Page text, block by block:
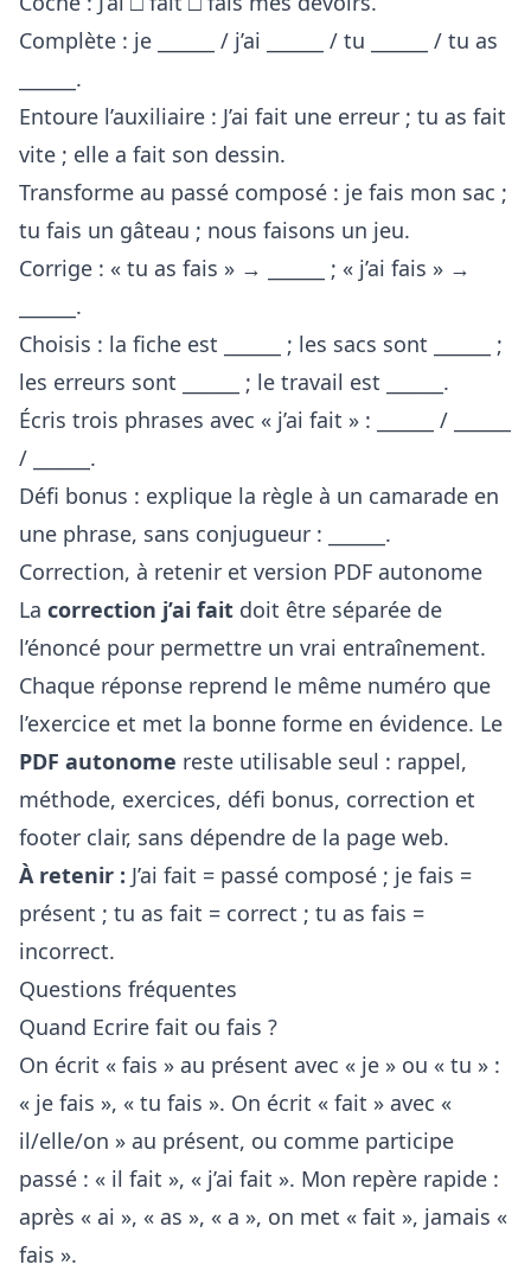
Complète : je ______ / j’ai ______ / tu ______ / tu as
______.
Entoure l’auxiliaire : J’ai fait une erreur ; tu as fait
vite ; elle a fait son dessin.
Transforme au passé composé : je fais mon sac ;
tu fais un gâteau ; nous faisons un jeu.
Corrige : « tu as fais » → ______ ; « j’ai fais » →
______.
Choisis : la fiche est ______ ; les sacs sont ______ ;
les erreurs sont ______ ; le travail est ______.
Écris trois phrases avec « j’ai fait » : ______ / ______
/ ______.
Défi bonus : explique la règle à un camarade en
une phrase, sans conjugueur : ______.
Correction, à retenir et version PDF autonome
La correction j’ai fait doit être séparée de
l’énoncé pour permettre un vrai entraînement.
Chaque réponse reprend le même numéro que
l’exercice et met la bonne forme en évidence. Le
PDF autonome reste utilisable seul : rappel,
méthode, exercices, défi bonus, correction et
footer clair, sans dépendre de la page web.
À retenir : J’ai fait = passé composé ; je fais =
présent ; tu as fait = correct ; tu as fais =
incorrect.
Questions fréquentes
Quand Ecrire fait ou fais ?
On écrit « fais » au présent avec « je » ou « tu » :
« je fais », « tu fais ». On écrit « fait » avec «
il/elle/on » au présent, ou comme participe
passé : « il fait », « j’ai fait ». Mon repère rapide :
après « ai », « as », « a », on met « fait », jamais «
fais ».